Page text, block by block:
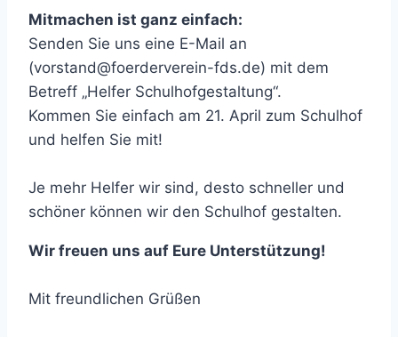
Mitmachen ist ganz einfach:
Senden Sie uns eine E-Mail an
(vorstand@foerderverein-fds.de) mit dem
Betreff „Helfer Schulhofgestaltung“.
Kommen Sie einfach am 21. April zum Schulhof
und helfen Sie mit!
Je mehr Helfer wir sind, desto schneller und
schöner können wir den Schulhof gestalten.
Wir freuen uns auf Eure Unterstützung!
Mit freundlichen Grüßen